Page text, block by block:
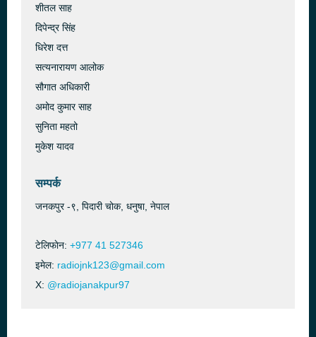
शीतल साह
दिपेन्द्र सिंह
धिरेश दत्त
सत्यनारायण आलोक
सौगात अधिकारी
अमोद कुमार साह
सुनिता महतो
मुकेश यादव
सम्पर्क
जनकपुर -९, पिदारी चोक, धनुषा, नेपाल
टेलिफाेन: +977 41 527346
इमेल: radiojnk123@gmail.com
X: @radiojanakpur97